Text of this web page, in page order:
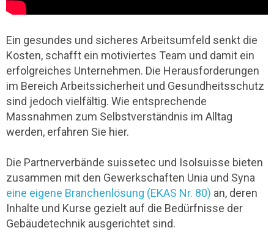
Ein gesundes und sicheres Arbeitsumfeld senkt die
Kosten, schafft ein motiviertes Team und damit ein
erfolgreiches Unternehmen. Die Herausforderungen
im Bereich Arbeitssicherheit und Gesundheitsschutz
sind jedoch vielfältig. Wie entsprechende
Massnahmen zum Selbstverständnis im Alltag
werden, erfahren Sie hier.
Die Partnerverbände suissetec und Isolsuisse bieten
zusammen mit den Gewerkschaften Unia und Syna
eine eigene Branchenlösung (EKAS Nr. 80) an, deren
Inhalte und Kurse gezielt auf die Bedürfnisse der
Gebäudetechnik ausgerichtet sind.